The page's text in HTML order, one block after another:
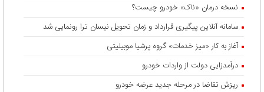
نسخه درمان «ناک» خودرو چیست؟
سامانه آنلاین پیگیری قرارداد‌ و زمان تحویل نیسان ترا رونمایی شد
آغاز به کار «میز خدمات» گروه پرشیا موبیلیتی
درآمدزایی دولت از واردات خودرو
ریزش تقاضا در مرحله جدید عرضه خودرو